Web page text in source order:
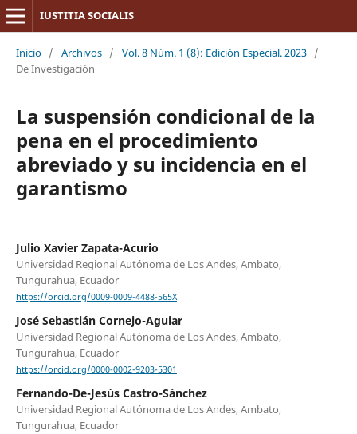
IUSTITIA SOCIALIS
Inicio / Archivos / Vol. 8 Núm. 1 (8): Edición Especial. 2023 /
De Investigación
La suspensión condicional de la
pena en el procedimiento
abreviado y su incidencia en el
garantismo
Julio Xavier Zapata-Acurio
Universidad Regional Autónoma de Los Andes, Ambato,
Tungurahua, Ecuador
https://orcid.org/0009-0009-4488-565X
José Sebastián Cornejo-Aguiar
Universidad Regional Autónoma de Los Andes, Ambato,
Tungurahua, Ecuador
https://orcid.org/0000-0002-9203-5301
Fernando-De-Jesús Castro-Sánchez
Universidad Regional Autónoma de Los Andes, Ambato,
Tungurahua, Ecuador